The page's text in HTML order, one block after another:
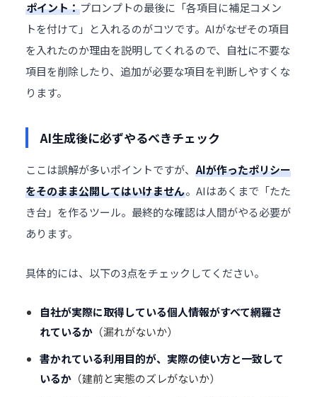
ポイント：プロンプトの最後に「各項目に補足コメン
トを付けて」と入れるのがコツです。AIがなぜその項目
を入れたのか理由を説明してくれるので、自社に不要な
項目を削除したり、追加が必要な項目を判断しやすくな
ります。
AI生成後に必ずやるべきチェック
ここは誤解が多いポイントですが、 AIが作ったポリシー
をそのまま公開してはいけません。AIはあくまで「たた
き台」を作るツール。最終的な確認は人間がやる必要が
あります。
具体的には、以下の3点をチェックしてください。
自社が実際に取得している個人情報がすべて網羅さ
れているか （漏れがないか）
書かれている利用目的が、実際の使い方と一致して
いるか （建前と実態のズレがないか）